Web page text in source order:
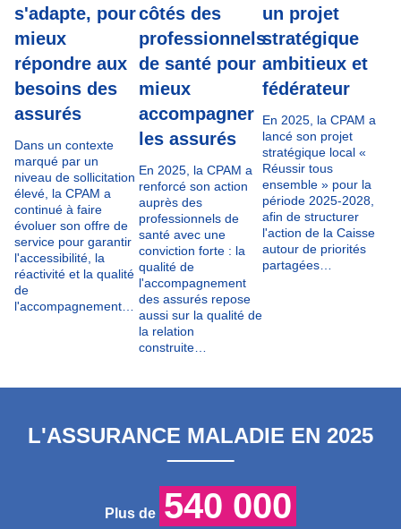
s'adapte, pour
mieux
répondre aux
besoins des
assurés
Dans un contexte
marqué par un
niveau de sollicitation
élevé, la CPAM a
continué à faire
évoluer son offre de
service pour garantir
l'accessibilité, la
réactivité et la qualité
de
l'accompagnement…
côtés des
professionnels
de santé pour
mieux
accompagner
les assurés
En 2025, la CPAM a
renforcé son action
auprès des
professionnels de
santé avec une
conviction forte : la
qualité de
l'accompagnement
des assurés repose
aussi sur la qualité de
la relation
construite…
un projet
stratégique
ambitieux et
fédérateur
En 2025, la CPAM a
lancé son projet
stratégique local «
Réussir tous
ensemble » pour la
période 2025-2028,
afin de structurer
l'action de la Caisse
autour de priorités
partagées…
L'ASSURANCE MALADIE EN 2025
Plus de 540 000